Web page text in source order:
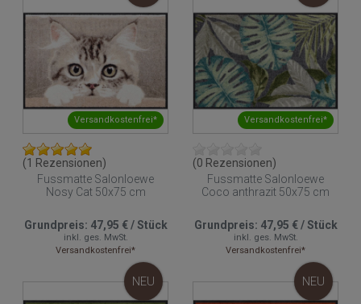
Versandkostenfrei*
(1 Rezensionen)
Fussmatte Salonloewe
Nosy Cat 50x75 cm
Grundpreis: 47,95 €/Stück
inkl. ges. MwSt.
Versandkostenfrei*
Versandkostenfrei*
(0 Rezensionen)
Fussmatte Salonloewe
Coco anthrazit 50x75 cm
Grundpreis: 47,95 €/Stück
inkl. ges. MwSt.
Versandkostenfrei*
NEU NEU